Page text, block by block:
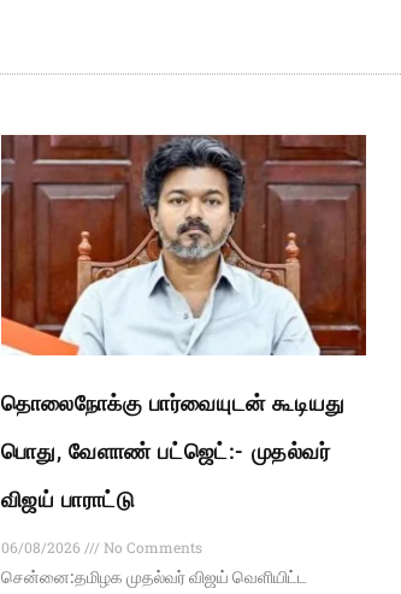
தொலைநோக்கு பார்வையுடன் கூடியது
பொது, வேளாண் பட்ஜெட்:- முதல்வர்
விஜய் பாராட்டு
06/08/2026
No Comments
சென்னை:தமிழக முதல்வர் விஜய் வெளியிட்ட